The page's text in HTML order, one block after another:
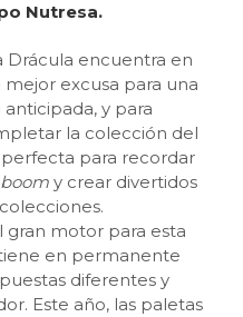
Nutresa.
Drácula encuentra en
excusa para una
y para
la colección del
perfecta para recordar
boom y crear divertidos
gran motor para esta
en permanente
diferentes y
Este año, las paletas